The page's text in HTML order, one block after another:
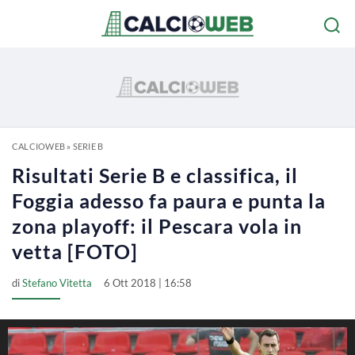
CALCIOWEB» SERIE B
Risultati Serie B e classifica, il
Foggia adesso fa paura e punta la
zona playoff: il Pescara vola in
vetta [FOTO]
diStefano Vitetta 6 Ott 2018 | 16:58